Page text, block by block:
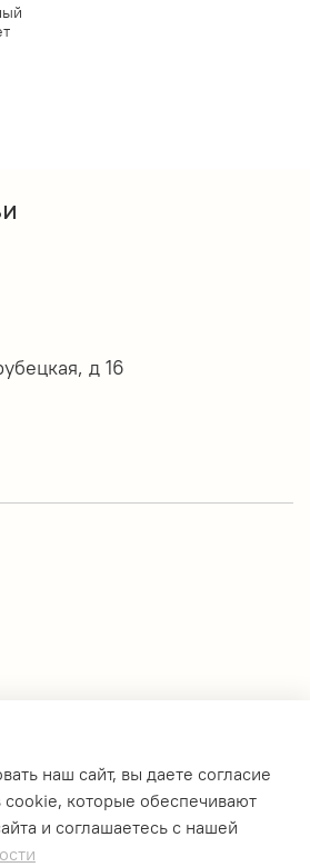
д 16
наш сайт, вы даете согласие
cookie, которые обеспечивают
и соглашаетесь с нашей